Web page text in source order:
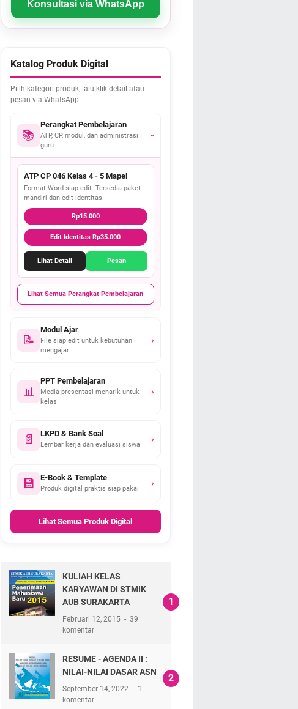
Konsultasi via WhatsApp
Katalog Produk Digital
Pilih kategori produk, lalu klik detail atau
pesan via WhatsApp.
📚
Perangkat Pembelajaran
ATP, CP, modul, dan administrasi
guru
›
ATP CP 046 Kelas 4 - 5 Mapel
Format Word siap edit. Tersedia paket
mandiri dan edit identitas.
Rp15.000
Edit Identitas Rp35.000
Lihat Detail Pesan
Lihat Semua Perangkat Pembelajaran
📝
Modul Ajar
File siap edit untuk kebutuhan
mengajar
›
📊
PPT Pembelajaran
Media presentasi menarik untuk
kelas
›
📄 LKPD & Bank Soal
Lembar kerja dan evaluasi siswa ›
💾 E-Book & Template
Produk digital praktis siap pakai ›
Lihat Semua Produk Digital
KULIAH KELAS
KARYAWAN DI STMIK
AUB SURAKARTA
Februari 12, 2015
39
komentar
RESUME - AGENDA II :
NILAI-NILAI DASAR ASN
September 14, 2022
1
komentar